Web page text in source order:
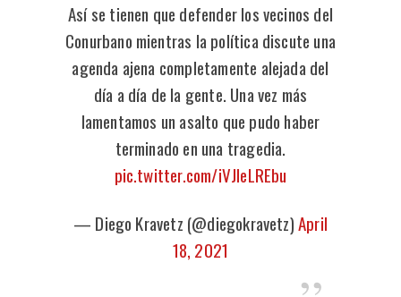
Así se tienen que defender los vecinos del
Conurbano mientras la política discute una
agenda ajena completamente alejada del
día a día de la gente. Una vez más
lamentamos un asalto que pudo haber
terminado en una tragedia.
pic.twitter.com/iVJIeLREbu
— Diego Kravetz (@diegokravetz)April
18, 2021